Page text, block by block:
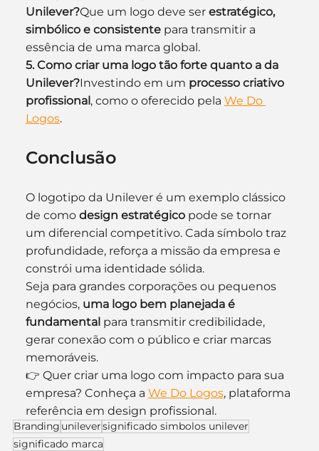
Unilever?Que um logo deve ser estratégico,
simbólico e consistente para transmitir a
essência de uma marca global.
5. Como criar uma logo tão forte quanto a da
Unilever?Investindo em um processo criativo
profissional, como o oferecido pela We Do
Logos.
Conclusão
O logotipo da Unilever é um exemplo clássico
de como design estratégico pode se tornar
um diferencial competitivo. Cada símbolo traz
profundidade, reforça a missão da empresa e
constrói uma identidade sólida.
Seja para grandes corporações ou pequenos
negócios, uma logo bem planejada é
fundamental para transmitir credibilidade,
gerar conexão com o público e criar marcas
memoráveis.
👉 Quer criar uma logo com impacto para sua
empresa? Conheça a We Do Logos, plataforma
referência em design profissional.
Branding unileversignificado simbolos unilever
significado marca